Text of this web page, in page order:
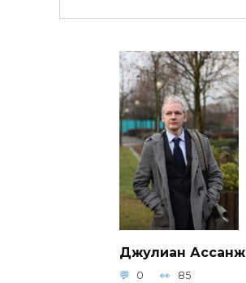
Джулиан Ассанж
0 85